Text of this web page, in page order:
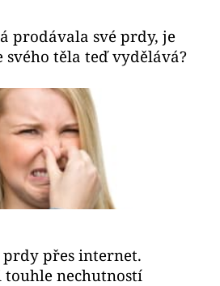
prodávala své prdy, je
svého těla teď vydělává?
prdy přes internet.
nechutností